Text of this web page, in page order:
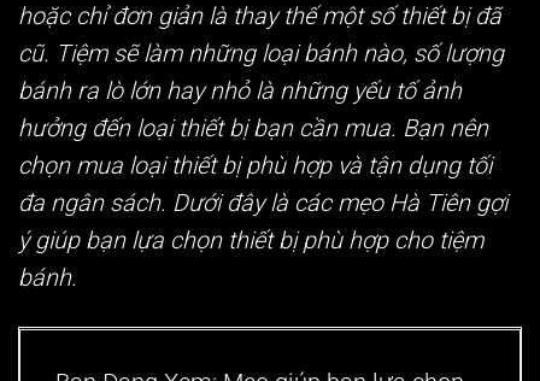
hoặc chỉ đơn giản là thay thế một số thiết bị đã
cũ. Tiệm sẽ làm những loại bánh nào, số lượng
bánh ra lò lớn hay nhỏ là những yếu tố ảnh
hưởng đến loại thiết bị bạn cần mua. Bạn nên
chọn mua loại thiết bị phù hợp và tận dụng tối
đa ngân sách. Dưới đây là các mẹo Hà Tiên gợi
ý giúp bạn lựa chọn thiết bị phù hợp cho tiệm
bánh.